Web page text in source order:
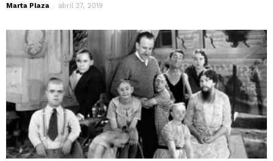
Marta Plaza - abril 27, 2019